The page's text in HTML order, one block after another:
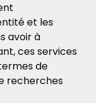
et les
avoir à
ces services
de
recherches